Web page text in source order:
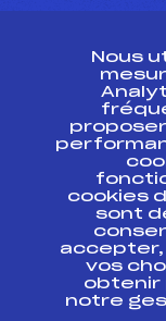
Ressources
Pass’Neige
Projet
Projet de
Antidopage
Pôle
Scientifique
Listes
Pôle vie de
Nous
cookies
sont
accepter,
vos
obtenir
notre